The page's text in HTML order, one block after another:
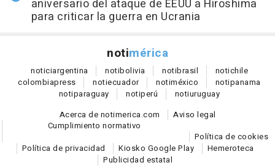
aniversario del ataque de EEUU a Hiroshima
para criticar la guerra en Ucrania
notimérica
noticiargentina notibolivia notibrasil notichile
colombiapress notiecuador notiméxico notipanama
notiparaguay notiperú notiuruguay
Acerca de notimerica.com
Aviso legal
Cumplimiento normativo
Política de cookies
Política de privacidad
Kiosko Google Play
Hemeroteca
Publicidad estatal